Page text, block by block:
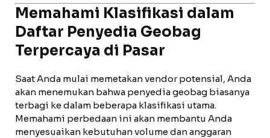
Memahami Klasifikasi dalam
Daftar Penyedia Geobag
Terpercaya di Pasar
Saat Anda mulai memetakan vendor potensial, Anda
akan menemukan bahwa penyedia geobag biasanya
terbagi ke dalam beberapa klasifikasi utama.
Memahami perbedaan ini akan membantu Anda
menyesuaikan kebutuhan volume dan anggaran